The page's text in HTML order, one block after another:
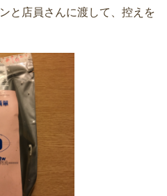
と店員さんに渡して、控えを